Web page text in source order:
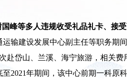
峰等多人违规收受礼品礼卡、接
输建设发展中心副主任等职务期
赴岱山、兰溪、海宁旅游，相关
2021年期间，该中心前期一科